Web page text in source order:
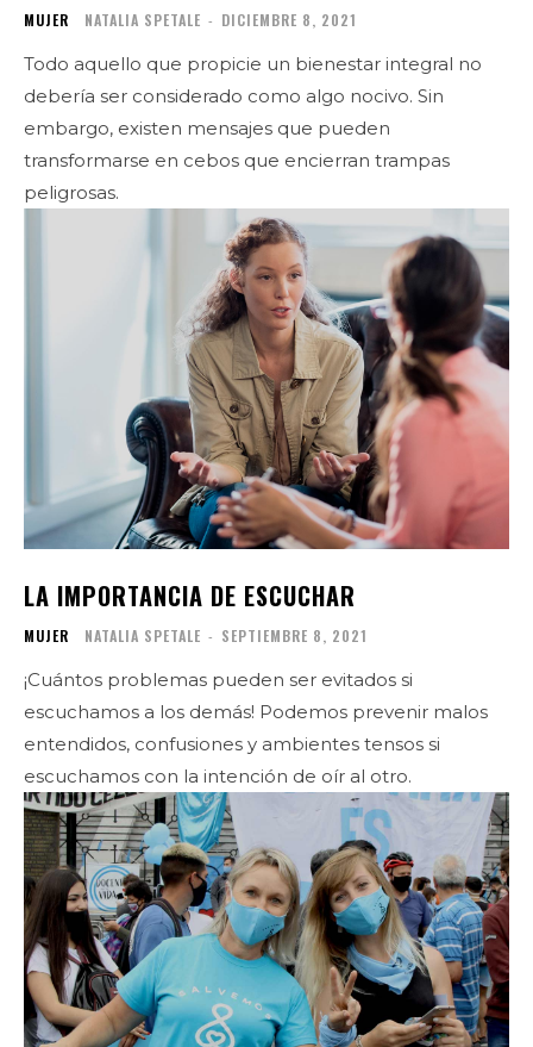
MUJER NATALIA SPETALE - DICIEMBRE 8, 2021
Todo aquello que propicie un bienestar integral no
debería ser considerado como algo nocivo. Sin
embargo, existen mensajes que pueden
transformarse en cebos que encierran trampas
peligrosas.
LA IMPORTANCIA DE ESCUCHAR
MUJER NATALIA SPETALE - SEPTIEMBRE 8, 2021
¡Cuántos problemas pueden ser evitados si
escuchamos a los demás! Podemos prevenir malos
entendidos, confusiones y ambientes tensos si
escuchamos con la intención de oír al otro.